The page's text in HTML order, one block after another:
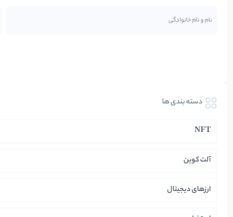
دسته بندی ها
NFT
آلت کوین
ارزهای دیجیتال